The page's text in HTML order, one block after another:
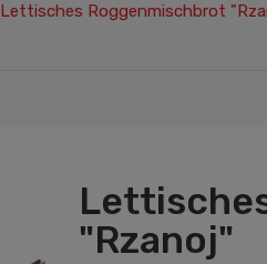
Lettisches Roggenmischbrot
"Rzanoj"